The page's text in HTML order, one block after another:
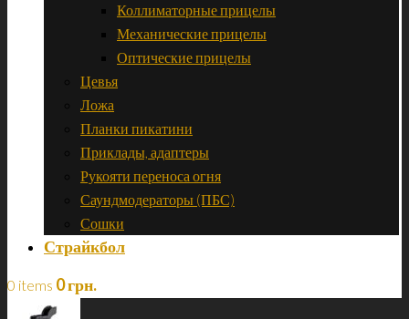
Коллиматорные прицелы
Механические прицелы
Оптические прицелы
Цевья
Ложа
Планки пикатини
Приклады, адаптеры
Рукояти переноса огня
Саундмодераторы (ПБС)
Сошки
Страйкбол
0 items 0грн.